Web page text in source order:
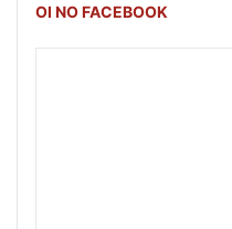
OI NO FACEBOOK